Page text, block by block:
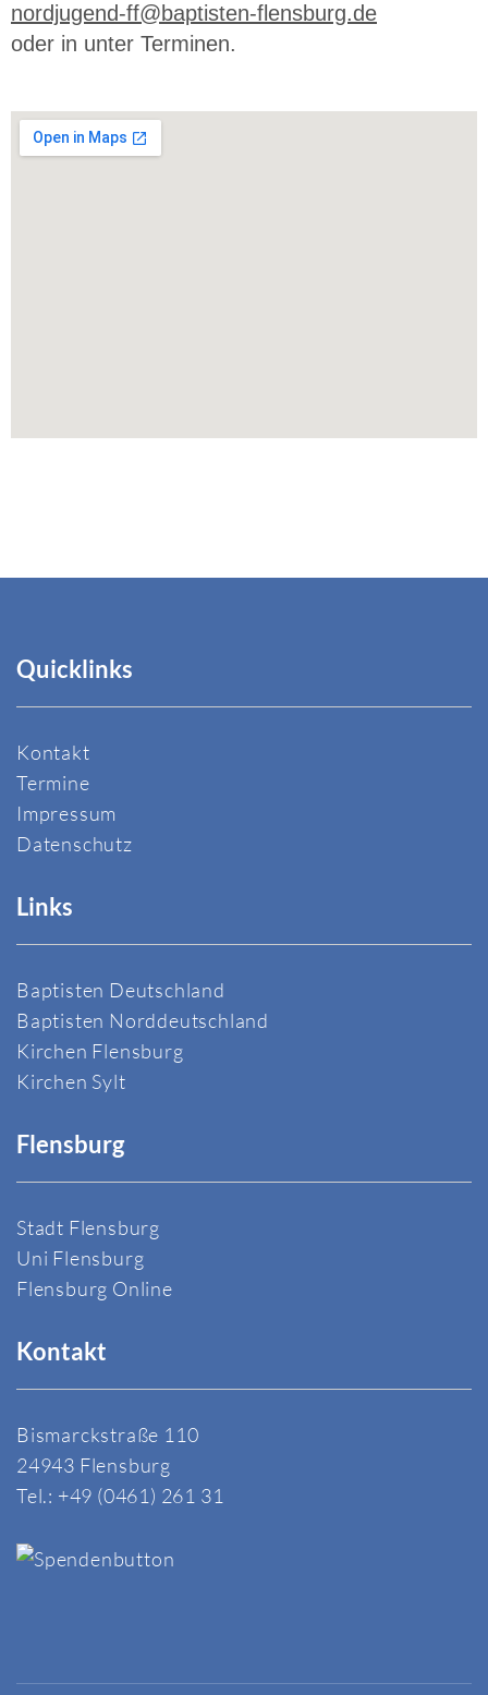
nordjugend-ff@baptisten-flensburg.de
oder in unter Terminen.
Quicklinks
Kontakt
Termine
Impressum
Datenschutz
Links
Baptisten Deutschland
Baptisten Norddeutschland
Kirchen Flensburg
Kirchen Sylt
Flensburg
Stadt Flensburg
Uni Flensburg
Flensburg Online
Kontakt
Bismarckstraße 110
24943 Flensburg
Tel.: +49 (0461) 261 31